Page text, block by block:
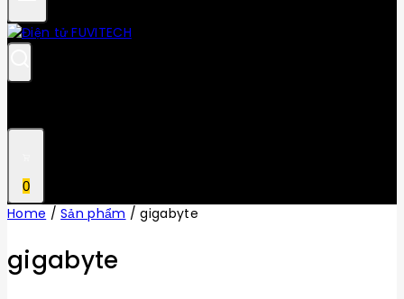
0
Home / Sản phẩm / gigabyte
gigabyte